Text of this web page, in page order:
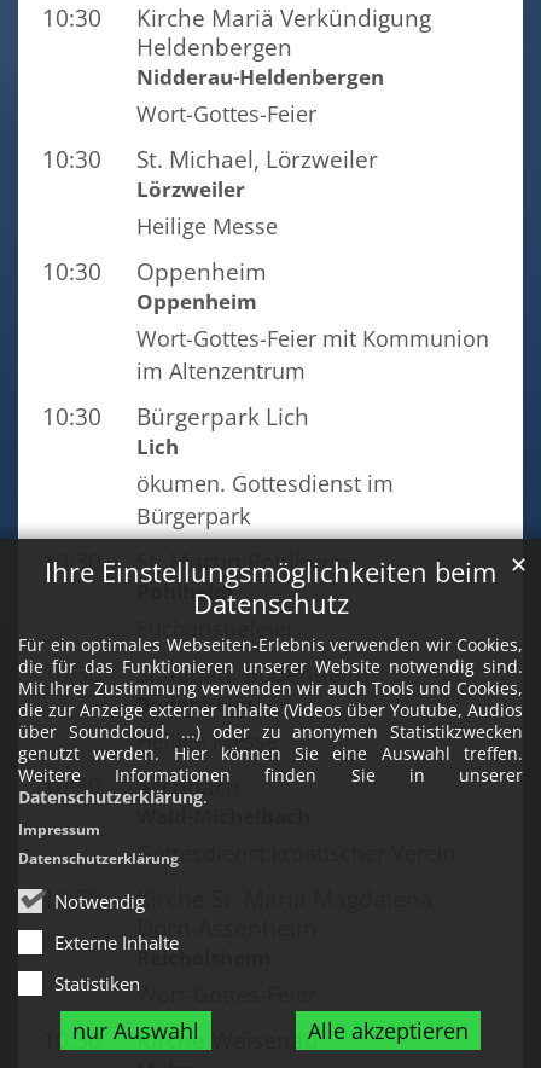
Ihre Einstellungsmöglichkeiten beim
Datenschutz
Für ein optimales Webseiten-Erlebnis verwenden wir Cookies,
die für das Funktionieren unserer Website notwendig sind.
Mit Ihrer Zustimmung verwenden wir auch Tools und Cookies,
die zur Anzeige externer Inhalte (Videos über Youtube, Audios
über Soundcloud, ...) oder zu anonymen Statistikzwecken
genutzt werden. Hier können Sie eine Auswahl treffen.
Weitere Informationen finden Sie in unserer
Datenschutzerklärung.
Notwendig
Externe Inhalte
Statistiken
nur Auswahl Alle akzeptieren
✕
Impressum
Datenschutzerklärung
10:30
Kirche Mariä Verkündigung
Heldenbergen
Nidderau-Heldenbergen
Wort-Gottes-Feier
10:30 St. Michael, Lörzweiler
Lörzweiler
Heilige Messe
10:30 Oppenheim
Oppenheim
Wort-Gottes-Feier mit Kommunion
im Altenzentrum
10:30 Bürgerpark Lich
Lich
ökumen. Gottesdienst im
Bürgerpark
10:30 St. Martin Pohlheim
Pohlheim
10:30 St. Alban, Bodenheim
Bodenheim
Heilige Messe
10:30 Aschbach
Wald-Michelbach
Gottesdienst kroatischer Verein
10:30
Kirche St. Maria Magdalena
Dorn-Assenheim
Reichelsheim
Wort-Gottes-Feier
10:30 Kirche Weisenau